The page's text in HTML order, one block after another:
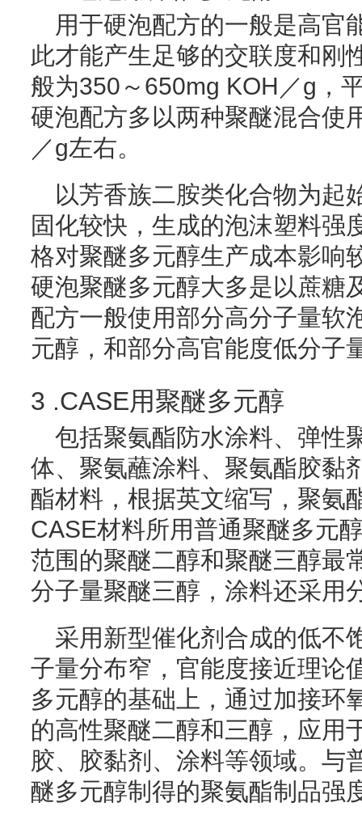
用于硬泡配方的一般是高官
此才能产生足够的交联度和刚
般为350～650mg KOH／g，
硬泡配方多以两种聚醚混合使
／g左右。
以芳香族二胺类化合物为起
固化较快，生成的泡沫塑料强
格对聚醚多元醇生产成本影响
硬泡聚醚多元醇大多是以蔗糖
配方一般使用部分高分子量软
元醇，和部分高官能度低分子
3 .CASE用聚醚多元醇
包括聚氨酯防水涂料、弹性
体、聚氨蘸涂料、聚氨酯胶黏
酯材料，根据英文缩写，聚氨
CASE材料所用普通聚醚多元
范围的聚醚二醇和聚醚三醇最
分子量聚醚三醇，涂料还采用
采用新型催化剂合成的低不
子量分布窄，官能度接近理论
多元醇的基础上，通过加接环
的高性聚醚二醇和三醇，应用
胶、胶黏剂、涂料等领域。与
醚多元醇制得的聚氨酯制品强